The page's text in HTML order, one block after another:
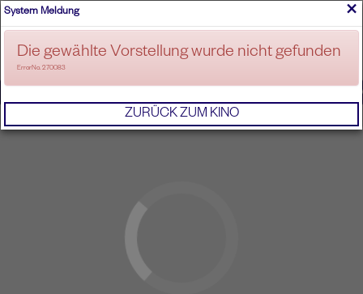
ANMELDEN
×
System Meldung
Die gewählte Vorstellung wurde nicht gefunden
ErrorNo. 270083
ZURÜCK ZUM KINO